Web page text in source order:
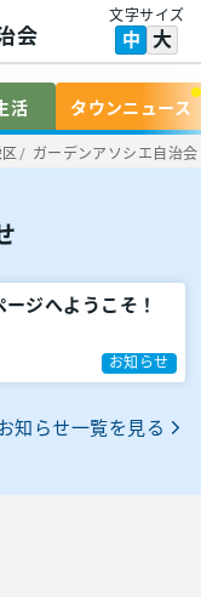
会
文字サイズ
中 大
活 タウンニュース
/ ガーデンアソシエ自治会
ジへようこそ！
お知らせ
知らせ一覧を見る